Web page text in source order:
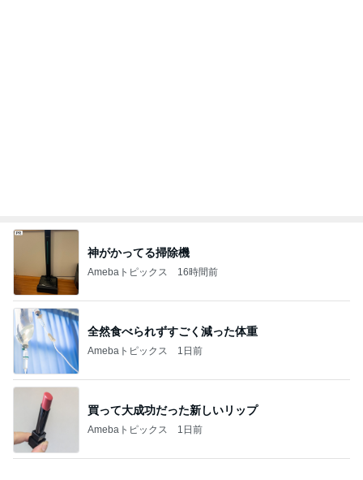
安めぐみ 緊張から盛り上がった子供達